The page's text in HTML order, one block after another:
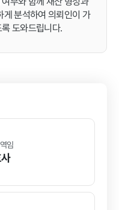
게 분석하여 의뢰인이 가
도와드립니다.
임